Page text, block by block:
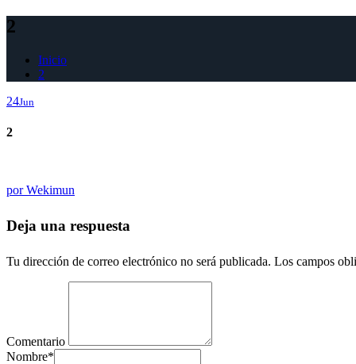
2
Inicio
2
24Jun
2
porWekimun
Deja una respuesta
Tu dirección de correo electrónico no será publicada. Los campos
Comentario
Nombre*